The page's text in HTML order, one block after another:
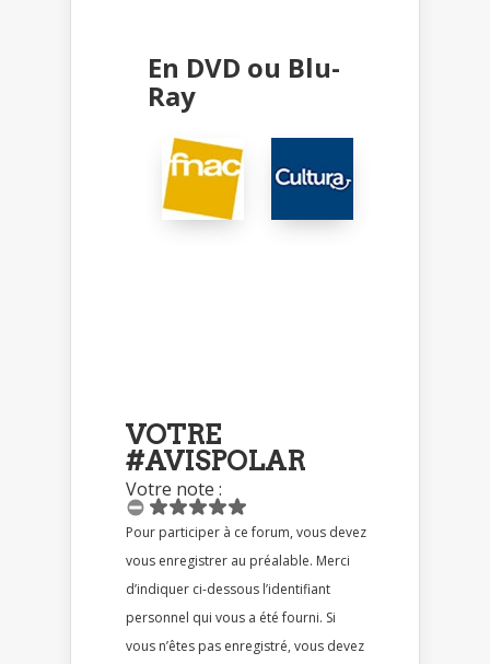
En DVD ou Blu-
Ray
VOTRE
#AVISPOLAR
Votre note :
Pour participer à ce forum, vous devez
vous enregistrer au préalable. Merci
d’indiquer ci-dessous l’identifiant
personnel qui vous a été fourni. Si
vous n’êtes pas enregistré, vous devez